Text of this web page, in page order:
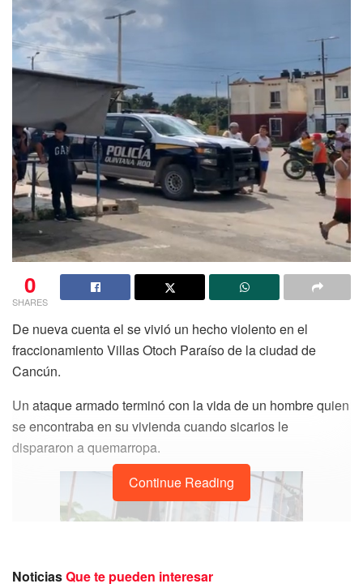
0
SHARES
De nueva cuenta el se vivió un hecho violento en el
fraccionamiento Villas Otoch Paraíso de la ciudad de
Cancún.
Un ataque armado terminó con la vida de un hombre quien
se encontraba en su vivienda cuando sicarios le
dispararon a quemarropa.
Continue Reading
NoticiasQue te pueden interesar